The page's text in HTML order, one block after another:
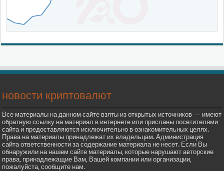
новости криптовалют
Все материалы на данном сайте взяты из открытых источников — имеют
обратную ссылку на материал в интернете или присланы посетителями
сайта и предоставляются исключительно в ознакомительных целях.
Права на материалы принадлежат их владельцам. Администрация
сайта ответственности за содержание материала не несет. Если Вы
обнаружили на нашем сайте материалы, которые нарушают авторские
права, принадлежащие Вам, Вашей компании или организации,
пожалуйста, сообщите нам.